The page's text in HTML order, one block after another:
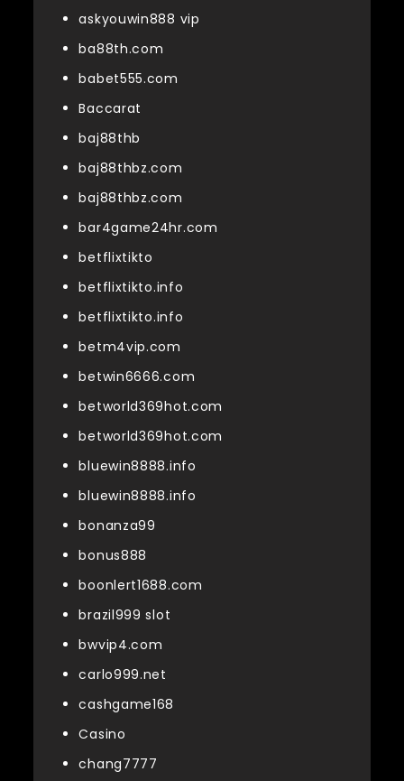
askyouwin888 vip
ba88th.com
babet555.com
Baccarat
baj88thb
baj88thbz.com
baj88thbz.com
bar4game24hr.com
betflixtikto
betflixtikto.info
betflixtikto.info
betm4vip.com
betwin6666.com
betworld369hot.com
betworld369hot.com
bluewin8888.info
bluewin8888.info
bonanza99
bonus888
boonlert1688.com
brazil999 slot
bwvip4.com
carlo999.net
cashgame168
Casino
chang7777